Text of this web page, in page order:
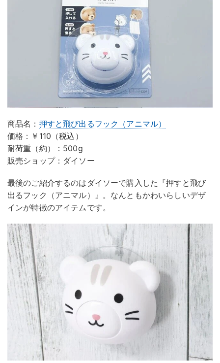
商品名： 押すと飛び出るフック（アニマル）
価格：￥110（税込）
耐荷重（約）：500g
販売ショップ：ダイソー
最後のご紹介するのはダイソーで購入した『押すと飛び
出るフック（アニマル）』。なんともかわいらしいデザ
インが特徴のアイテムです。